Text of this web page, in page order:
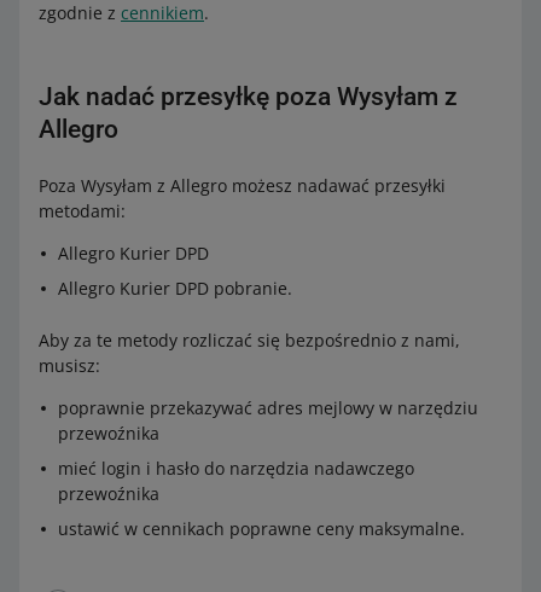
zgodnie z cennikiem.
Jak nadać przesyłkę poza Wysyłam z
Allegro
Poza Wysyłam z Allegro możesz nadawać przesyłki
metodami:
Allegro Kurier DPD
Allegro Kurier DPD pobranie.
Aby za te metody rozliczać się bezpośrednio z nami,
musisz:
poprawnie przekazywać adres mejlowy w narzędziu
przewoźnika
mieć login i hasło do narzędzia nadawczego
przewoźnika
ustawić w cennikach poprawne ceny maksymalne.